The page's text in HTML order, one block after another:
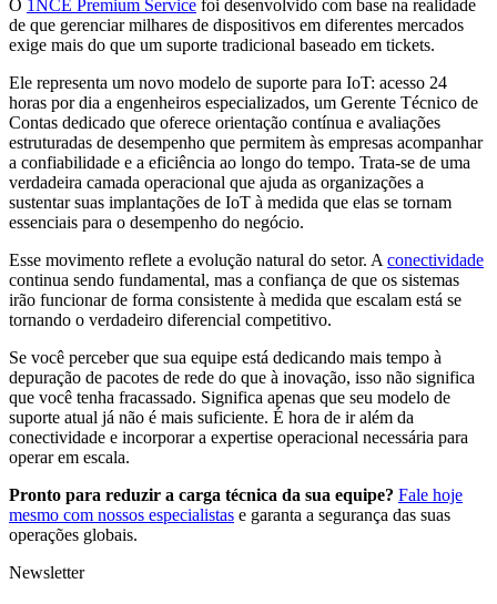
O 1NCE Premium Service foi desenvolvido com base na realidade
de que gerenciar milhares de dispositivos em diferentes mercados
exige mais do que um suporte tradicional baseado em tickets.
Ele representa um novo modelo de suporte para IoT: acesso 24
horas por dia a engenheiros especializados, um Gerente Técnico de
Contas dedicado que oferece orientação contínua e avaliações
estruturadas de desempenho que permitem às empresas acompanhar
a confiabilidade e a eficiência ao longo do tempo. Trata-se de uma
verdadeira camada operacional que ajuda as organizações a
sustentar suas implantações de IoT à medida que elas se tornam
essenciais para o desempenho do negócio.
Esse movimento reflete a evolução natural do setor. A conectividade
continua sendo fundamental, mas a confiança de que os sistemas
irão funcionar de forma consistente à medida que escalam está se
tornando o verdadeiro diferencial competitivo.
Se você perceber que sua equipe está dedicando mais tempo à
depuração de pacotes de rede do que à inovação, isso não significa
que você tenha fracassado. Significa apenas que seu modelo de
suporte atual já não é mais suficiente. É hora de ir além da
conectividade e incorporar a expertise operacional necessária para
operar em escala.
Pronto para reduzir a carga técnica da sua equipe? Fale hoje
mesmo com nossos especialistas e garanta a segurança das suas
operações globais.
Newsletter